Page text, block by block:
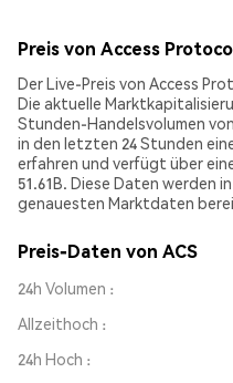
Preis von Access
Der Live-Preis von Access
Die aktuelle
Stunden-Handelsvolumen
in den letzten 24 Stunden
erfahren und verfügt über
51.61B. Diese Daten werden
genauesten Marktdaten
Preis-Daten von ACS
24h Volumen
Allzeithoch
24h Hoch